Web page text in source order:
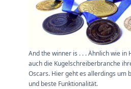
And the winner is . . . Ähnlich wie in
auch die Kugelschreiberbranche
Oscars. Hier geht es allerdings um
und beste Funktionalität.